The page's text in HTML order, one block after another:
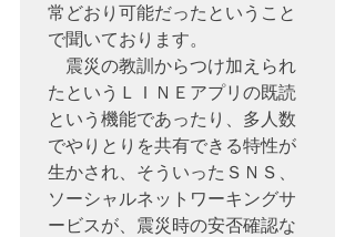
常どおり可能だったということ
で聞いております。
震災の教訓からつけ加えられ
たというＬＩＮＥアプリの既読
という機能であったり、多人数
でやりとりを共有できる特性が
生かされ、そういったＳＮＳ、
ソーシャルネットワーキングサ
ービスが、震災時の安否確認な